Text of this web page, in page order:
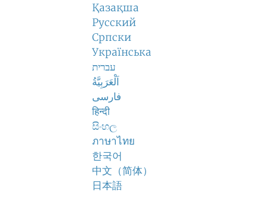
Қазақша
Русский
Српски
Українська
עברית
اَلْعَرَبِيَّةُ
فارسی
हिन्दी
සිංහල
ภาษาไทย
한국어
中文（简体）
日本語